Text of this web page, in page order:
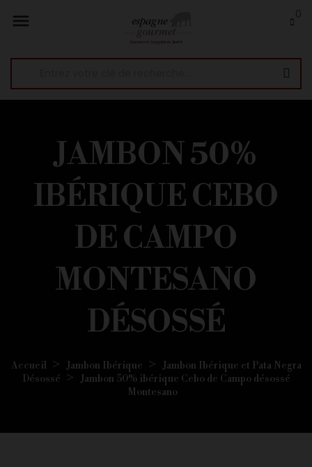

JAMBON 50%
IBÉRIQUE CEBO
DE CAMPO
MONTESANO
DÉSOSSÉ
Accueil Jambon Ibérique
Jambon Ibérique et Pata Negra
Désossé
Jambon 50% ibérique Cebo de Campo désossé
Montesano